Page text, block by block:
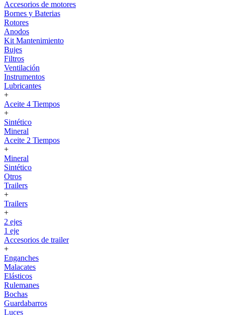
Accesorios de motores
Bornes y Baterias
Rotores
Anodos
Kit Mantenimiento
Bujes
Filtros
Ventilación
Instrumentos
Lubricantes
+
Aceite 4 Tiempos
+
Sintético
Mineral
Aceite 2 Tiempos
+
Mineral
Sintético
Otros
Trailers
+
Trailers
+
2 ejes
1 eje
Accesorios de trailer
+
Enganches
Malacates
Elásticos
Rulemanes
Bochas
Guardabarros
Luces